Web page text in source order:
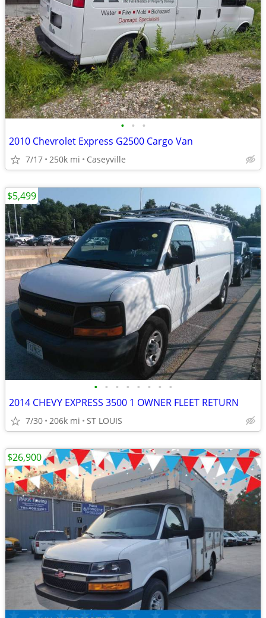
• • •
2010 Chevrolet Express G2500 Cargo Van
7/17 250k mi Caseyville
• • • • • • • •
2014 CHEVY EXPRESS 3500 1 OWNER FLEET RETURN
7/30 206k mi ST LOUIS
$5,499
$26,900